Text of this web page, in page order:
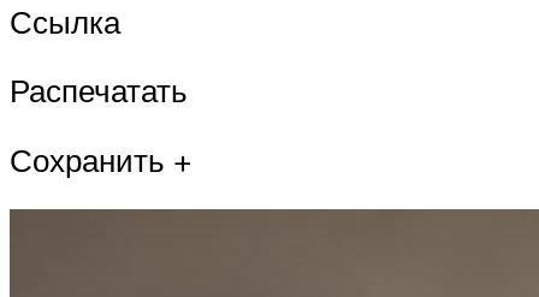
Ссылка
Распечатать
Сохранить +